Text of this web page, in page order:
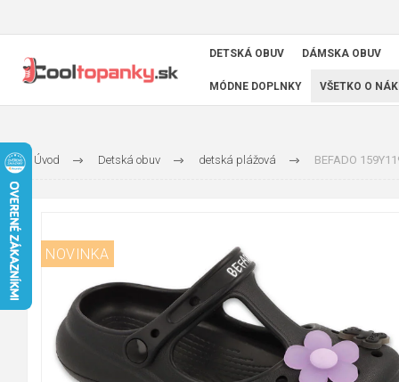
DETSKÁ OBUV DÁMSKA OBUV
MÓDNE DOPLNKY VŠETKO O
Úvod Detská obuv detská plážová BEFADO
NOVINKA